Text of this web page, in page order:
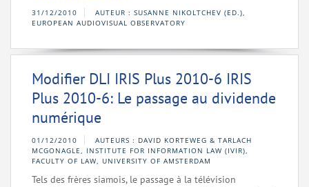
31/12/2010
AUTEUR : SUSANNE NIKOLTCHEV (ED.),
EUROPEAN AUDIOVISUAL OBSERVATORY
Modifier DLI IRIS Plus 2010-6 IRIS
Plus 2010-6: Le passage au dividende
numérique
01/12/2010
AUTEURS : DAVID KORTEWEG & TARLACH
MCGONAGLE, INSTITUTE FOR INFORMATION LAW (IVIR),
FACULTY OF LAW, UNIVERSITY OF AMSTERDAM
Tels des frères siamois, le passage à la télévision